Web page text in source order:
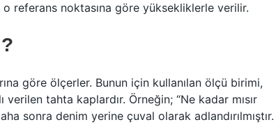
referans noktasına göre yüksekliklerle verilir.
göre ölçerler. Bunun için kullanılan ölçü birimi,
tahta kaplardır. Örneğin; “Ne kadar mısır
sonra denim yerine çuval olarak adlandırılmıştır.